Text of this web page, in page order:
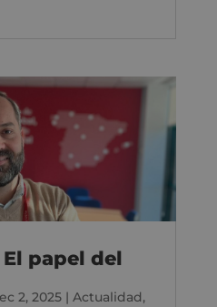
El papel del
2, 2025| Actualidad,